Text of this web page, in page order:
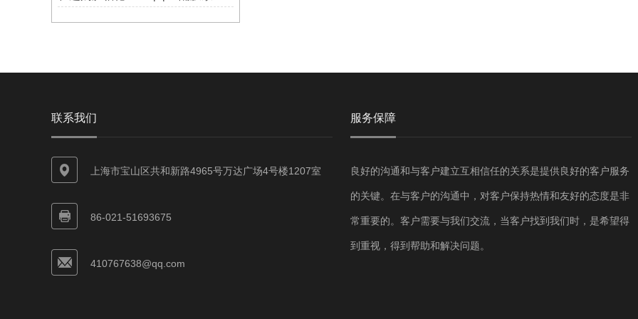
联系我们
上海市宝山区共和新路4965号万达广场4号楼1207室
86-021-51693675
410767638@qq.com
服务保障
良好的沟通和与客户建立互相信任的关系是提供良好的客户服务
的关键。在与客户的沟通中，对客户保持热情和友好的态度是非
常重要的。客户需要与我们交流，当客户找到我们时，是希望得
到重视，得到帮助和解决问题。